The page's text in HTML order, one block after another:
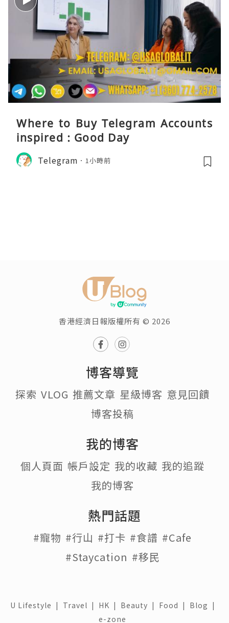
Where to Buy Telegram Accounts
inspired : Good Day
Telegram 1小時前
香港經濟日報版權所有 © 2026
博客導覽
探索 VLOG 推薦文章 星級博客 意見回饋
博客投稿
我的博客
個人頁面 帳戶設定 我的收藏 我的追蹤
我的博客
熱門話題
#寵物 #行山 #打卡 #食譜 #Cafe
#Staycation #移民
U Lifestyle | Travel | HK | Beauty | Food | Blog |
e-zone